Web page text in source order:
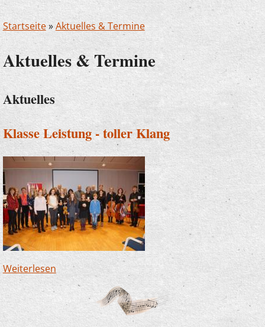
Startseite»Aktuelles & Termine
Aktuelles & Termine
Aktuelles
Klasse Leistung - toller Klang
Weiterlesen über Klasse Leistung - toller Klang